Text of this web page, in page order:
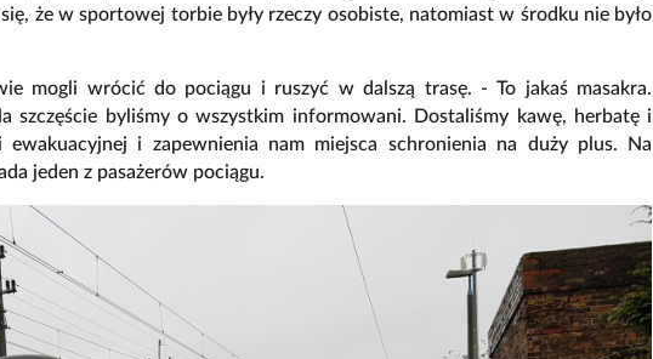
że w sportowej torbie były rzeczy osobiste, natomiast w środku nie było
mogli wrócić do pociągu i ruszyć w dalszą trasę. - To jakaś masakra.
szczęście byliśmy o wszystkim informowani. Dostaliśmy kawę, herbatę i
ewakuacyjnej i zapewnienia nam miejsca schronienia na duży plus. Na
jeden z pasażerów pociągu.